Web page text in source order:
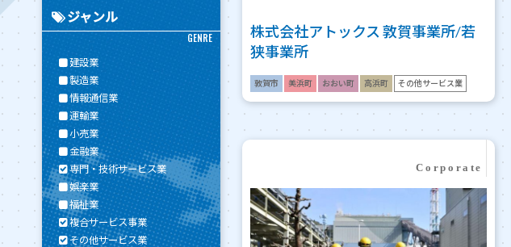
ジャンル
GENRE
建設業
製造業
情報通信業
運輸業
小売業
金融業
専門・技術サービス業
娯楽業
福祉業
複合サービス事業
その他サービス業
株式会社アトックス 敦賀事業所/若
狭事業所
敦賀市 美浜町 おおい町 高浜町 その他サービス業